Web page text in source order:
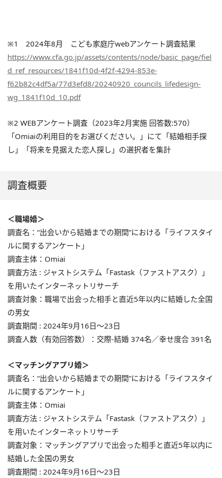
※1 2024年8月 こども家庭庁webアンケート調査結果
https://www.cfa.go.jp/assets/contents/node/basic_page/fiel
d_ref_resources/1841f10d-4f2f-4294-853e-
f62b82c4df5a/77d3efd8/20240920_councils_lifedesign-
wg_1841f10d_10.pdf
※2 WEBアンケート調査（2023年2月実施 回答数:570）
「Omiaiの利用目的をお選びください。」にて「結婚相手探
し」「将来を見据えた恋人探し」の選択者を集計
調査概要
＜職場婚＞
調査名：“出会いから結婚までの期間”における「ライフスタイ
ルに関するアンケート」
調査主体：Omiai
調査方法 : ジャストシステム「Fastask（ファストアスク）」
を用いたインターネットリサーチ
調査対象：職場で出会った相手と直近5年以内に結婚した全国
の男女
調査期間 : 2024年9月16日〜23日
調査人数（有効回答数）：交際‐結婚 374名／幸せ度合 391名
＜マッチングアプリ婚＞
調査名：“出会いから結婚までの期間”における「ライフスタイ
ルに関するアンケート」
調査主体：Omiai
調査方法 : ジャストシステム「Fastask（ファストアスク）」
を用いたインターネットリサーチ
調査対象：マッチングアプリで出会った相手と直近5年以内に
結婚した全国の男女
調査期間 : 2024年9月16日〜23日